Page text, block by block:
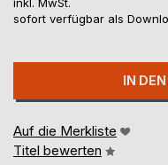
sofort verfügbar als
IN
Auf die Merkliste
Titel bewerten